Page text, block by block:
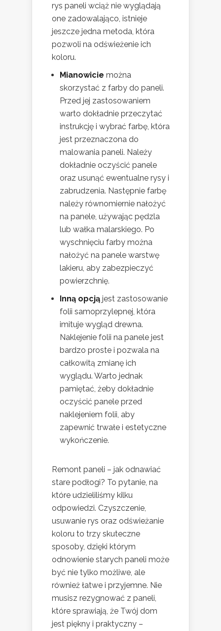
rys paneli wciąż nie wyglądają
one zadowalająco, istnieje
jeszcze jedna metoda, która
pozwoli na odświeżenie ich
koloru.
Mianowicie można
skorzystać z farby do paneli.
Przed jej zastosowaniem
warto dokładnie przeczytać
instrukcję i wybrać farbę, która
jest przeznaczona do
malowania paneli. Należy
dokładnie oczyścić panele
oraz usunąć ewentualne rysy i
zabrudzenia. Następnie farbę
należy równomiernie nałożyć
na panele, używając pędzla
lub wałka malarskiego. Po
wyschnięciu farby można
nałożyć na panele warstwę
lakieru, aby zabezpieczyć
powierzchnię.
Inną opcją jest zastosowanie
folii samoprzylepnej, która
imituje wygląd drewna.
Naklejenie folii na panele jest
bardzo proste i pozwala na
całkowitą zmianę ich
wyglądu. Warto jednak
pamiętać, żeby dokładnie
oczyścić panele przed
naklejeniem folii, aby
zapewnić trwałe i estetyczne
wykończenie.
Remont paneli – jak odnawiać
stare podłogi? To pytanie, na
które udzieliliśmy kilku
odpowiedzi. Czyszczenie,
usuwanie rys oraz odświeżanie
koloru to trzy skuteczne
sposoby, dzięki którym
odnowienie starych paneli może
być nie tylko możliwe, ale
również łatwe i przyjemne. Nie
musisz rezygnować z paneli,
które sprawiają, że Twój dom
jest piękny i praktyczny –